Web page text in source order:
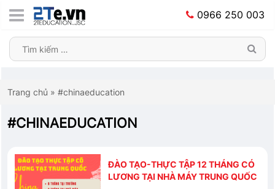
0966 250 003
Trang chủ » #chinaeducation
#CHINAEDUCATION
ĐÀO TẠO-THỰC TẬP 12 THÁNG CÓ
LƯƠNG TẠI NHÀ MÁY TRUNG QUỐC